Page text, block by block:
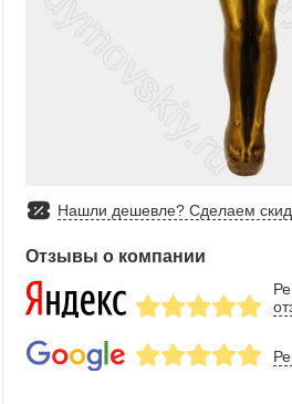
Нашли дешевле? Сделаем
Отзывы о компании